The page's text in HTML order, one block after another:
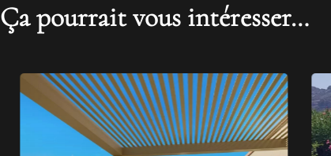
Ça pourrait vous intéresser…